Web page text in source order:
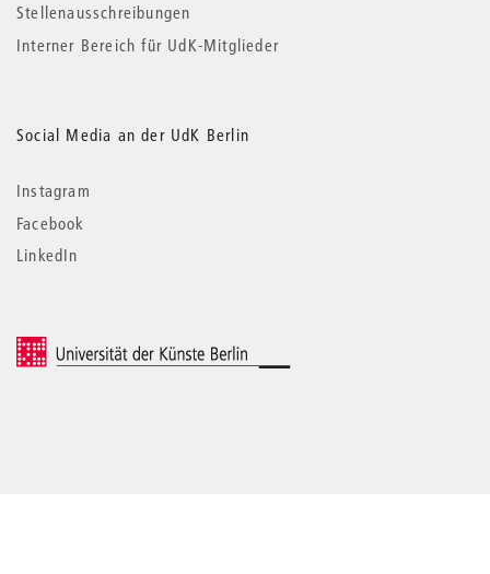
Stellenausschreibungen
Interner Bereich für UdK-Mitglieder
Social Media an der UdK Berlin
Instagram
Facebook
LinkedIn
© 2026 Universität der Künste Berlin